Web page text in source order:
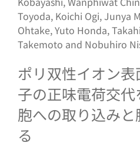
Toyoda, Koichi Ogi, Junya
Ohtake, Yuto Honda,
Takemoto and Nobuhiro
ポリ双性イオン
子の正味電荷交
胞への取り込み
る